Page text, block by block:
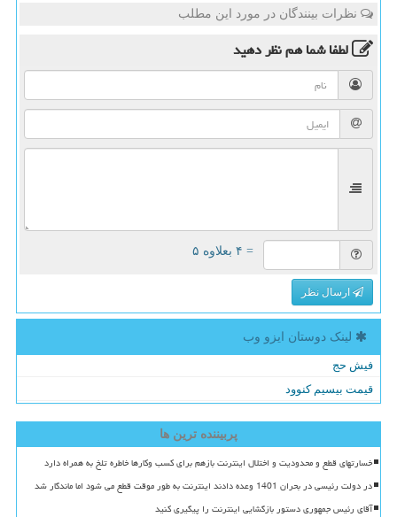
نظرات بینندگان در مورد این مطلب
لطفا شما همنظر دهید
= ۴ بعلاوه ۵
ارسال نظر
لینک دوستان ایزو وب
فیش حج
قیمت بیسیم کنوود
پربیننده ترین ها
خسارتهای قطع و محدودیت و اختلال اینترنت بازهم برای کسب وکارها خاطره تلخ به همراه دارد
در دولت رئیسی در بحران 1401 وعده دادند اینترنت به طور موقت قطع می شود اما ماندگار شد
آقای رئیس جمهوری دستور بازگشایی اینترنت را پیگیری کنید